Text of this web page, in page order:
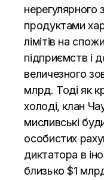
нерегулярного
продуктами
лімітів на
підприємств і
величезного
млрд. Тоді як
холоді, клан
мисливські
особистих
диктатора в
близько $1